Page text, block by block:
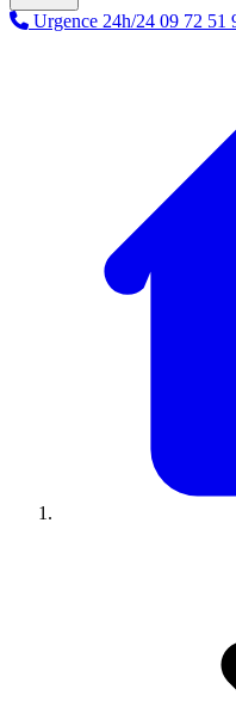
Urgence 24h/24 09 72 51